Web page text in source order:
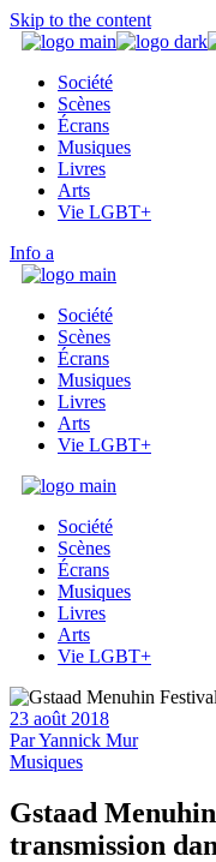
Skip to the content
Société
Scènes
Écrans
Musiques
Livres
Arts
Vie LGBT+
Info
Société
Scènes
Écrans
Musiques
Livres
Arts
Vie LGBT+
Société
Scènes
Écrans
Musiques
Livres
Arts
Vie LGBT+
23 août 2018
ParYannick Mur
Musiques
Gstaad
transmission